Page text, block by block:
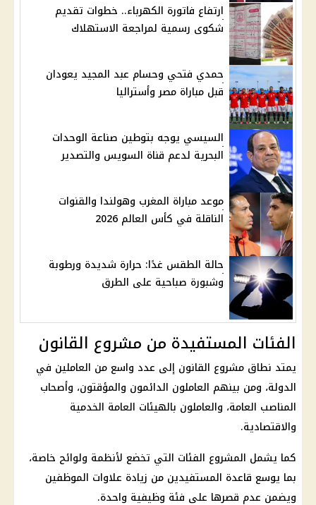
ارتفاع فاتورة الكهرباء.. خطوات تقديم
شكوى رسمية لمراجعة الاستهلاك
حمدي فتحي وحسام عبد المجيد يعودان
قبل مباراة مصر وأستراليا
السيسي يوجه بتوطين صناعة الوحدات
البحرية لدعم قناة السويس والتصدير
موعد مباراة المغرب وهولندا والقنوات
الناقلة في كأس العالم 2026
حالة الطقس غدًا: حرارة شديدة ورطوبة
وشبورة صباحية على الطرق
الفئات المستفيدة من مشروع القانون
يمتد نطاق مشروع القانون إلى عدد واسع من العاملين في
الدولة، ومن بينهم العاملون الدائمون والمؤقتون، وأصحاب
المناصب العامة، والعاملون بالهيئات العامة الخدمية
والاقتصادية.
كما يشمل المشروع الفئات التي تخضع لأنظمة ولوائح خاصة،
بما يوسع قاعدة المستفيدين من زيادة علاوات الموظفين
ويضمن عدم قصرها على فئة وظيفية واحدة.